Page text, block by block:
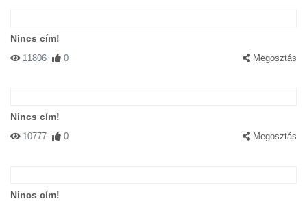
Nincs cím!
11806 0 Megosztás
Nincs cím!
10777 0 Megosztás
Nincs cím!